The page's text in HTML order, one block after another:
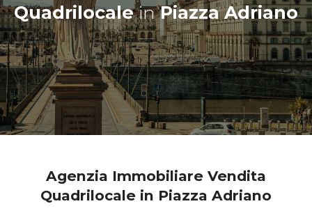
QuadrilocaleinPiazza Adriano
Agenzia Immobiliare Vendita
Quadrilocale in Piazza Adriano